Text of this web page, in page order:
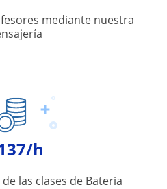
mediante nuestra
h
las clases de Bateria